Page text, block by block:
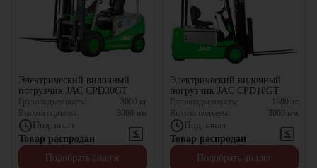
Электрический вилочный
погрузчик JAC CPD30GT
Грузоподъемность: 3000 кг
Высота подъема:
3000 мм
Под заказ
Товар распродан
Подобрать аналог
Электрический вилочный
погрузчик JAC CPD18GT
Грузоподъемность: 1800 кг
Высота подъема:
3000 мм
Под заказ
Товар распродан
Подобрать аналог